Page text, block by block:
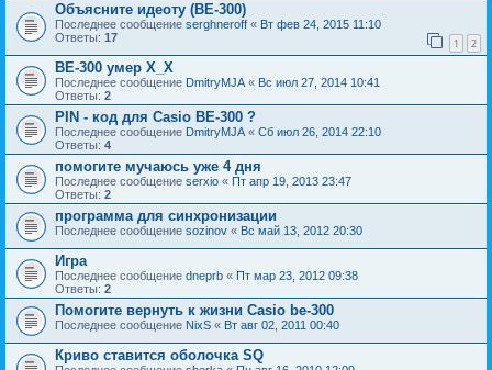
Объясните идеоту (BE-300)
Последнее сообщение serghneroff « Вт фев 24, 2015 11:10
Ответы: 17 1 2
BE-300 умер Х_Х
Последнее сообщение DmitryMJA « Вс июл 27, 2014 10:41
Ответы: 2
PIN - код для Casio BE-300 ?
Последнее сообщение DmitryMJA « Сб июл 26, 2014 22:10
Ответы: 4
помогите мучаюсь уже 4 дня
Последнее сообщение serxio « Пт апр 19, 2013 23:47
Ответы: 2
программа для синхронизации
Последнее сообщение sozinov « Вс май 13, 2012 20:30
Игра
Последнее сообщение dneprb « Пт мар 23, 2012 09:38
Ответы: 2
Помогите вернуть к жизни Casio be-300
Последнее сообщение NixS « Вт авг 02, 2011 00:40
Криво ставится оболочка SQ